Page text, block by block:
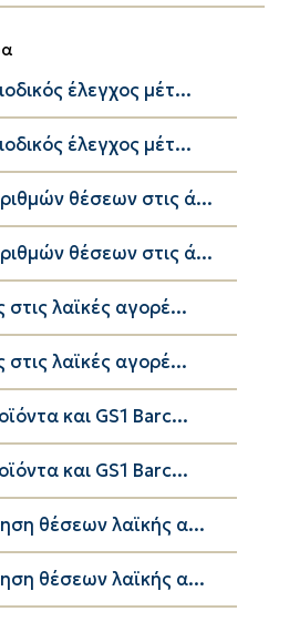
έλεγχος μέτ...
έλεγχος μέτ...
θέσεων στις ά...
θέσεων στις ά...
στις λαϊκές αγορέ...
στις λαϊκές αγορέ...
και GS1 Barc...
και GS1 Barc...
θέσεων λαϊκής α...
θέσεων λαϊκής α...